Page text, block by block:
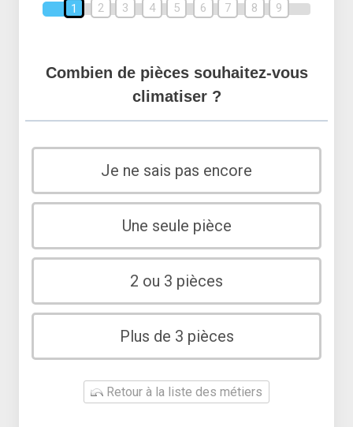
1 2 3 4 5 6 7 8 9
Combien de pièces souhaitez-vous
climatiser ?
Je ne sais pas encore
Une seule pièce
2 ou 3 pièces
Plus de 3 pièces
Retour à la liste des métiers